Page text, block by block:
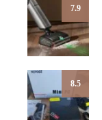
7.9
8.5